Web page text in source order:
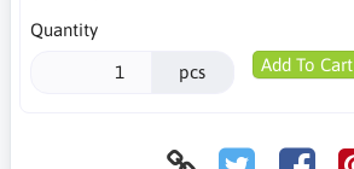
Quantity
pcs Add To Cart